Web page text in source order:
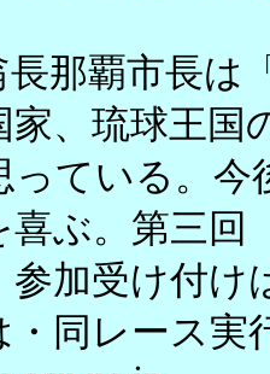
那覇市長は
家、琉球王
っている。
喜ぶ。第三回
参加受け付け
同レース実